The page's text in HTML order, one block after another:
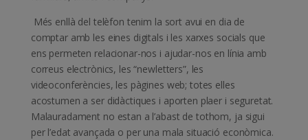
Més enllà del telèfon tenim la sort avui en dia de
comptar amb les eines digitals i les xarxes socials que
ens permeten relacionar-nos i ajudar-nos en línia amb
correus electrònics, les “newletters”, les
videoconferències, les pàgines web; totes elles
acostumen a ser didàctiques i aporten plaer i seguretat.
Malauradament no estan a l’abast de tothom, ja sigui
per l’edat avançada o per una mala situació econòmica.